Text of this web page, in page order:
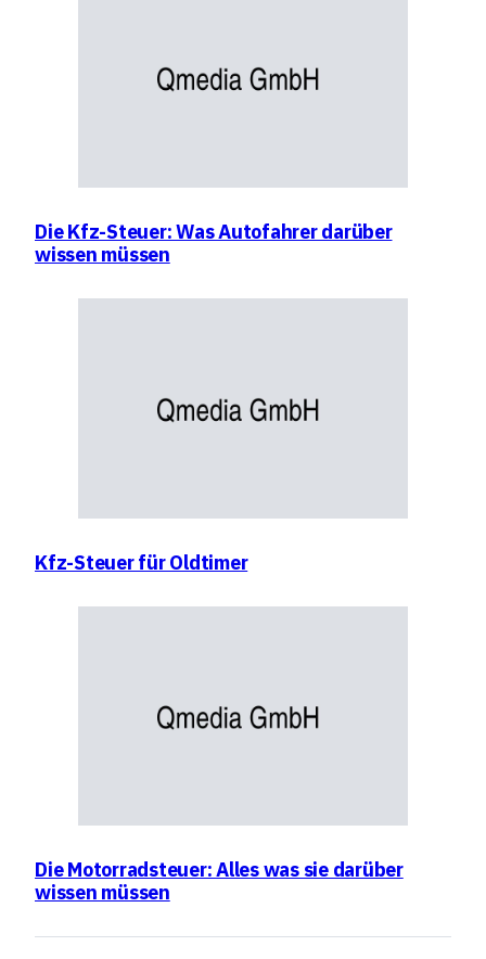
Die Kfz-Steuer: Was Autofahrer darüber
wissen müssen
Kfz-Steuer für Oldtimer
Die Motorradsteuer: Alles was sie darüber
wissen müssen